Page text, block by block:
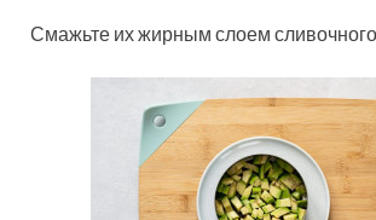
Смажьте их жирным слоем